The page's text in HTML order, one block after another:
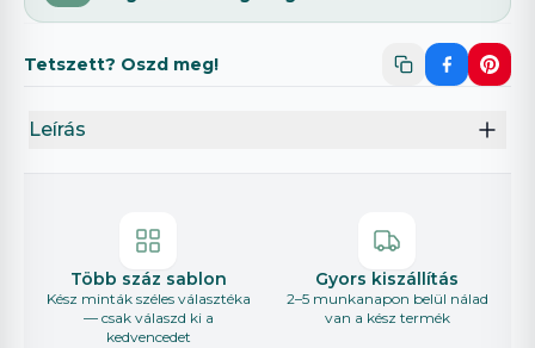
Tetszett? Oszd meg!
Leírás
Több száz sablon
Kész minták széles választéka
— csak válaszd ki a
kedvencedet
Gyors kiszállítás
2–5 munkanapon belül nálad
van a kész termék